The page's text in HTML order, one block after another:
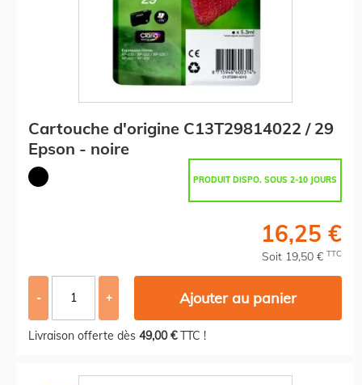
Cartouche d'origine C13T29814022 / 29
Epson - noire
PRODUIT DISPO. SOUS 2-10 JOURS
16,25 €
Soit 19,50 € TTC
- + Ajouter au panier
Livraison offerte dès 49,00 €TTC !